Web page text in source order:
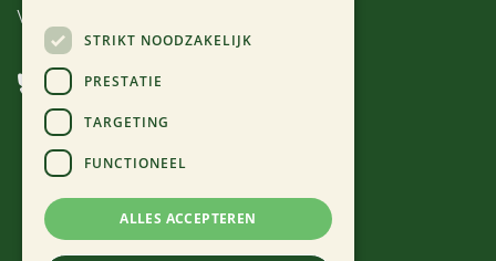
VOLG ONS
STRIKT NOODZAKELIJK
PRESTATIE
TARGETING
FUNCTIONEEL
ALLES ACCEPTEREN